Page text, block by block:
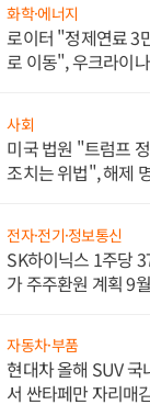
화학·에너지
로이터 "정제연료 3
로 이동", 우크라이
사회
미국 법원 "트럼프
조치는 위법", 해제
전자·전기·정보통신
SK하이닉스 1주당
가 주주환원 계획 9
자동차·부품
현대차 올해 SUV
서 싼타페만 자리매